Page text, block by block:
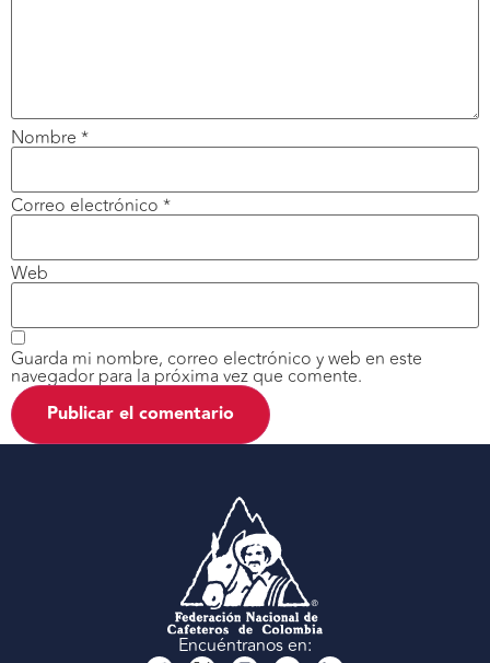
Nombre *
Correo electrónico *
Web
Guarda mi nombre, correo electrónico y web en este
navegador para la próxima vez que comente.
Encuéntranos en: